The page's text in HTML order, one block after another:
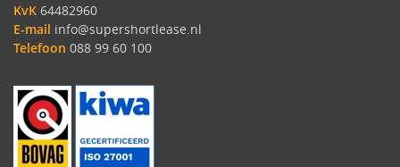
KvK 64482960
E-mail info@supershortlease.nl
Telefoon 088 99 60 100